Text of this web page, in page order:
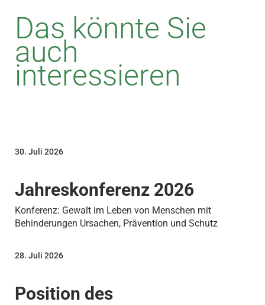
Das könnte Sie
auch
interessieren
Jahreskonferenz 2026
30. Juli 2026
Konferenz: Gewalt im Leben von Menschen mit
Behinderungen Ursachen, Prävention und Schutz
Position des
28. Juli 2026